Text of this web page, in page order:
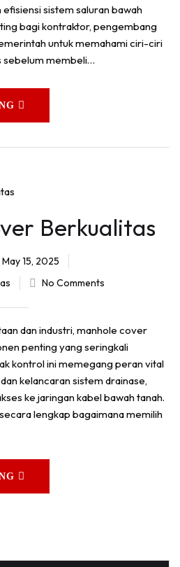
efisiensi sistem saluran bawah
bagi kontraktor, pengembang
untuk memahami ciri-ciri
sebelum membeli…
Berkualitas
May 15, 2025
No Comments
dan industri, manhole cover
penting yang seringkali
kontrol ini memegang peran vital
kelancaran sistem drainase,
ke jaringan kabel bawah tanah.
lengkap bagaimana memilih